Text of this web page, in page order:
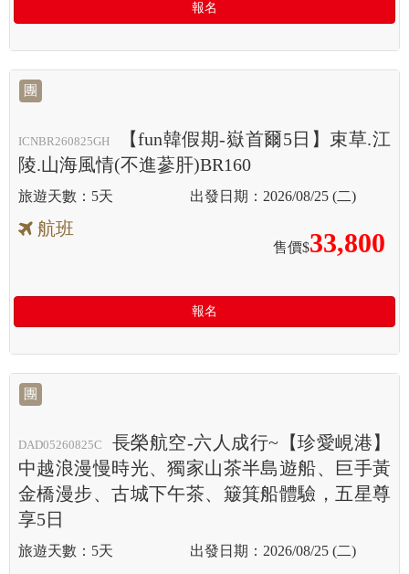
報名
團
ICNBR260825GH
【fun韓假期-嶽首爾5日】束草.江
陵.山海風情(不進蔘肝)BR160
5天 2026/08/25 (二)
航班
售價$33,800
報名
團
DAD05260825C
長榮航空-六人成行~【珍愛峴港】
中越浪漫慢時光、獨家山茶半島遊船、巨手黃
金橋漫步、古城下午茶、簸箕船體驗，五星尊
享5日
5天 2026/08/25 (二)